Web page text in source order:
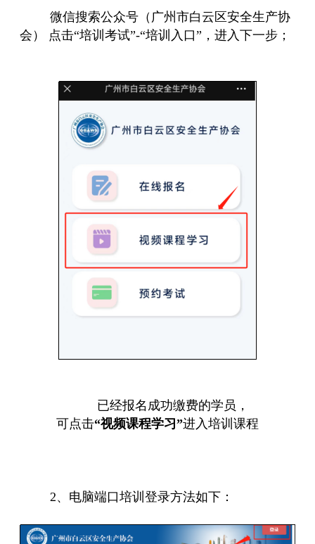
微信搜索公众号（广州市白云区安全生产协
会）
点击“培训考试”-“培训入口” ， 进入下一步；
已经报名成功缴费的学员，
可点击“视频课程学习”进入培训课程
2、电脑端口培训登录方法如下：